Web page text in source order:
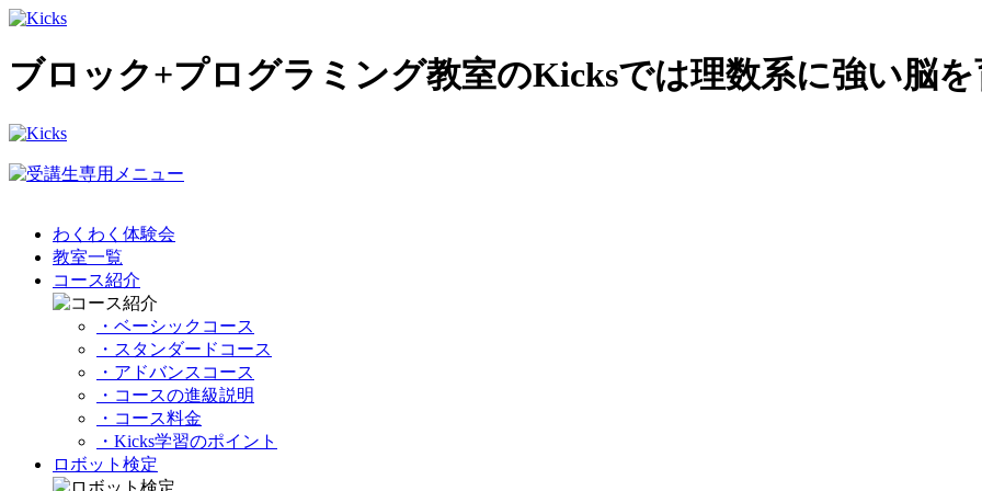
ブロック+プログラミング教室のKicksでは理数系に強い脳
わくわく体験会
教室一覧
コース紹介
・ベーシックコース
・スタンダードコース
・アドバンスコース
・コースの進級説明
・コース料金
・Kicks学習のポイント
ロボット検定